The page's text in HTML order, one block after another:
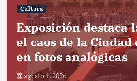
Cultura
Exposición destaca
el caos de la Ciudad
en fotos analógicas
agosto 1, 2026